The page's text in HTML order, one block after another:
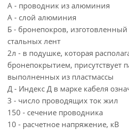
А - проводник из алюминия
А - слой алюминия
Б - бронепокров,
стальных лент
2л - в подушке, которая
бронепокрытием, присутствует
выполненных из пластмассы
Д - Индекс Д в марке кабеля
3 - число проводящих ток жил
150 - сечение проводника
10 - расчетное напряжение, кВ